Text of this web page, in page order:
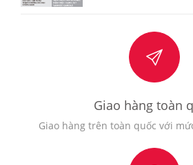
Giao hàng toàn
Giao hàng trên toàn quốc với